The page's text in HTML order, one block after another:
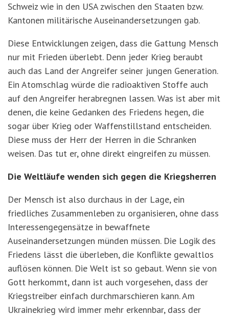
Schweiz wie in den USA zwischen den Staaten bzw.
Kantonen militärische Auseinandersetzungen gab.
Diese Entwicklungen zeigen, dass die Gattung Mensch
nur mit Frieden überlebt. Denn jeder Krieg beraubt
auch das Land der Angreifer seiner jungen Generation.
Ein Atomschlag würde die radioaktiven Stoffe auch
auf den Angreifer herabregnen lassen. Was ist aber mit
denen, die keine Gedanken des Friedens hegen, die
sogar über Krieg oder Waffenstillstand entscheiden.
Diese muss der Herr der Herren in die Schranken
weisen. Das tut er, ohne direkt eingreifen zu müssen.
Die Weltläufe wenden sich gegen die Kriegsherren
Der Mensch ist also durchaus in der Lage, ein
friedliches Zusammenleben zu organisieren, ohne dass
Interessengegensätze in bewaffnete
Auseinandersetzungen münden müssen. Die Logik des
Friedens lässt die überleben, die Konflikte gewaltlos
auflösen können. Die Welt ist so gebaut. Wenn sie von
Gott herkommt, dann ist auch vorgesehen, dass der
Kriegstreiber einfach durchmarschieren kann. Am
Ukrainekrieg wird immer mehr erkennbar, dass der